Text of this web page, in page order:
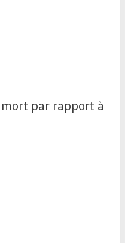
par rapport à